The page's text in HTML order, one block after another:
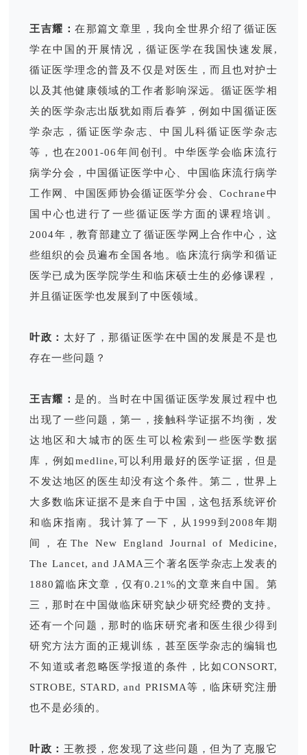
王吉耀：在那篇文章里，我向全世界介绍了循证医
学在中国的开展情况，循证医学在我国快速发展,
循证医学理念的普及不仅是对医生，而且也对护士
以及其他健康领域的工作者影响深远。循证医学相
关的医学杂志出版犹如雨后春笋，例如中国循证医
学杂志，循证医学杂志、中国儿科循证医学杂志
等，也在2001-06年间创刊。中华医学会临床流行
病学分会，中国循证医学中心、中国临床流行病学
工作网、中国医师协会循证医学分会、Cochrane中
国中心也进行了一些循证医学方面的课程培训。
2004年，教育部建立了循证医学网上合作中心，这
些组织的会员遍布全国各地。临床流行病学和循证
医学已成为医学院学生和临床硕士生的必修课程，
并且循证医学也发展到了中医领域。
叶政： 太好了，那循证医学在中国的发展是不是也
存在一些问题？
王吉耀： 是的。当时在中国循证医学发展过程中也
出现了一些问题，第一，接触科学证据不均衡，发
达地区和大城市的医生可以检索到一些医学数据
库，例如medline,可以利用最好的医学证据，但是
不发达地区的医生却没有这个条件。第二，世界上
大多数临床证据不是来自于中国，这包括系统评价
和临床指南。我计算了一下，从1999到2008年期
间，在The New England Journal of Medicine,
The Lancet, and JAMA三个著名医学杂志上发表的
1880篇临床文章，仅有0.21%的文章来自中国。第
三，那时在中国做临床研究缺少研究经费的支持。
还有一个问题，那时的临床研究者和医生很少得到
研究方法方面的正规训练，甚至医学杂志的编辑也
不知道或者忽略医学报道的条件，比如CONSORT,
STROBE, STARD, and PRISMA等，临床研究注册
也不是必须的。
叶政： 王教授，您发现了这些问题，但为了克服它